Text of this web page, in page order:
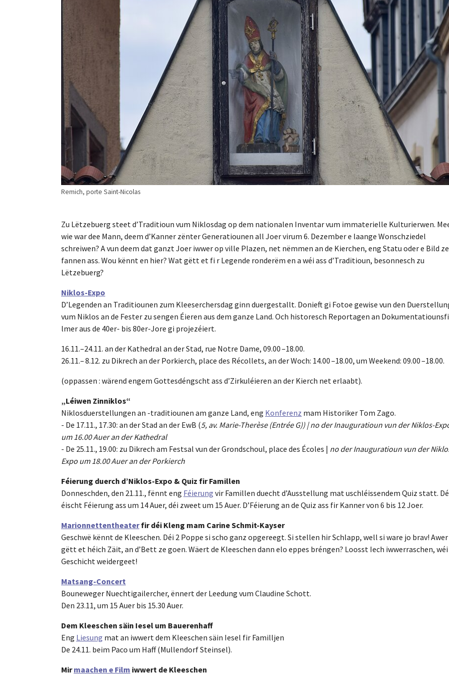
Remich, porte Saint-Nicolas
Zu Lëtzebuerg steet d’Traditioun vum Niklosdag op dem nationalen Inventar vum immaterielle Kulturierwen.
wie war dee Mann, deem d’Kanner zënter Generatiounen all Joer virum 6. Dezember e laange Wonschziedel
schreiwen? A vun deem dat ganzt Joer iwwer op ville Plazen, net nëmmen an de Kierchen, eng Statu oder e Bild ze
fannen ass. Wou kënnt en hier? Wat gëtt et fi r Legende ronderëm en a wéi ass d’Traditioun, besonnesch zu
Lëtzebuerg?
Niklos-Expo
D’Legenden an Traditiounen zum Kleeserchersdag ginn duergestallt. Donieft gi Fotoe gewise vun den
vum Niklos an de Fester zu sengen Éieren aus dem ganze Land. Och historesch Reportagen an Dokumentatiounsfi
lmer aus de 40er- bis 80er-Jore gi projezéiert.
16.11.–24.11. an der Kathedral an der Stad, rue Notre Dame, 09.00 –18.00.
26.11.– 8.12. zu Dikrech an der Porkierch, place des Récollets, an der Woch: 14.00 –18.00, um Weekend: 09.00 –18.00.
(oppassen : wärend engem Gottesdéngscht ass d’Zirkuléieren an der Kierch net erlaabt).
„Léiwen Zinniklos“
Niklosduerstellungen an -traditiounen am ganze Land, eng Konferenz mam Historiker Tom Zago.
- De 17.11., 17.30: an der Stad an der EwB (5, av. Marie-Therèse (Entrée G)) | no der Inauguratioun vun der Niklos-
um 16.00 Auer an der Kathedral
- De 25.11., 19.00: zu Dikrech am Festsal vun der Grondschoul, place des Écoles | no der Inauguratioun vun der
Expo um 18.00 Auer an der Porkierch
Féierung duerch d’Niklos-Expo & Quiz fir Famillen
Donneschden, den 21.11., fënnt eng Féierung vir Famillen duecht d’Ausstellung mat uschléissendem Quiz statt.
éischt Féierung ass um 14 Auer, déi zweet um 15 Auer. D’Féierung an de Quiz ass fir Kanner von 6 bis 12 Joer.
Marionnettentheaterfir déi Kleng mam Carine Schmit-Kayser
Geschwë kënnt de Kleeschen. Déi 2 Poppe si scho ganz opgereegt. Si stellen hir Schlapp, well si ware jo brav!
gëtt et héich Zäit, an d’Bett ze goen. Wäert de Kleeschen dann elo eppes bréngen? Loosst Iech iwwerraschen, wéi
Geschicht weidergeet!
Matsang-Concert
Bouneweger Nuechtigailercher, ënnert der Leedung vum Claudine Schott.
Den 23.11, um 15 Auer bis 15.30 Auer.
Dem Kleeschen säin Iesel um Bauerenhaff
Eng Liesung mat an iwwert dem Kleeschen säin Iesel fir Familljen
De 24.11. beim Paco um Haff (Mullendorf Steinsel).
Mirmaachen e Film iwwert de Kleeschen